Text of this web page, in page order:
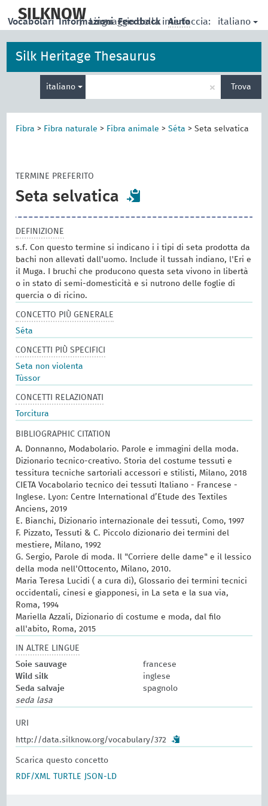
main
SILKNOW
| Linguaggio della interfaccia: italiano
Vocabolari Informazioni Feedback Aiuto
Silk Heritage Thesaurus
italiano
per
la
× Trova
Fibra > Fibra naturale > Fibra animale >Séta >Seta selvatica
TERMINE PREFERITO
Seta selvatica
DEFINIZIONE
s.f. Con questo termine si indicano i i tipi di seta prodotta da
bachi non allevati dall'uomo. Include il tussah indiano, l'Eri e
il Muga. I bruchi che producono questa seta vivono in libertà
o in stato di semi-domesticità e si nutrono delle foglie di
quercia o di ricino.
CONCETTO PIÙ GENERALE
Séta
CONCETTI PIÙ SPECIFICI
Seta non violenta
Tùssor
CONCETTI RELAZIONATI
Torcitura
BIBLIOGRAPHIC CITATION
A. Donnanno, Modabolario. Parole e immagini della moda.
Dizionario tecnico-creativo. Storia del costume tessuti e
tessitura tecniche sartoriali accessori e stilisti, Milano, 2018
CIETA Vocabolario tecnico dei tessuti Italiano - Francese -
Inglese. Lyon: Centre International d’Etude des Textiles
Anciens, 2019
E. Bianchi, Dizionario internazionale dei tessuti, Como, 1997
F. Pizzato, Tessuti & C. Piccolo dizionario dei termini del
mestiere, Milano, 1992
G. Sergio, Parole di moda. Il "Corriere delle dame" e il lessico
della moda nell'Ottocento, Milano, 2010.
Maria Teresa Lucidi ( a cura di), Glossario dei termini tecnici
occidentali, cinesi e giapponesi, in La seta e la sua via,
Roma, 1994
Mariella Azzali, Dizionario di costume e moda, dal filo
all'abito, Roma, 2015
IN ALTRE LINGUE
Soie sauvage
francese
Wild silk
inglese
Seda salvaje
spagnolo
seda lasa
URI
http://data.silknow.org/vocabulary/372
Scarica questo concetto
RDF/XML
TURTLE JSON-LD